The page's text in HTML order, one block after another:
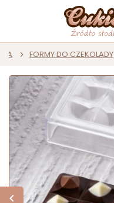
FORMY DO CZEKOLADY